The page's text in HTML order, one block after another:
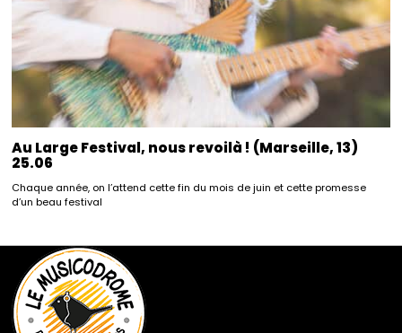
Au Large Festival, nous revoilà ! (Marseille, 13)
25.06
Chaque année, on l’attend cette fin du mois de juin et cette promesse
d’un beau festival